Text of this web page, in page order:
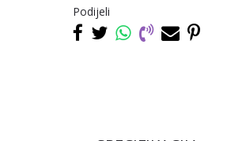
Podijeli